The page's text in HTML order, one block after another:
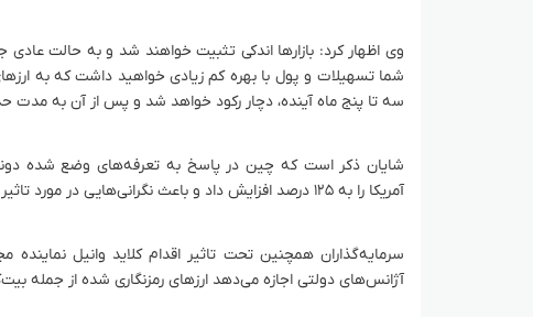
وی اظهار کرد: بازارها اندکی تثبیت خواهند شد و به حالت
شما تسهیلات و پول با بهره کم زیادی خواهید داشت که به
سه تا پنج ماه آینده، دچار رکود خواهد شد و پس از آن به
شایان ذکر است که چین در پاسخ به تعرفه‌های وضع شده
آمریکا را به ۱۲۵ درصد افزایش داد و باعث نگرانی‌هایی در مورد تاثیر جنگ تجاری بر اقتصاد جهانی شد.
سرمایه‌گذاران همچنین تحت تاثیر اقدام کلاید وانیل
آژانس‌های دولتی اجازه می‌دهد ارزهای رمزنگاری شده از جمله